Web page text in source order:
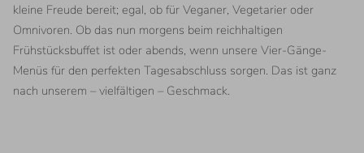
kleine Freude bereit; egal, ob für Veganer, Vegetarier oder
Omnivoren. Ob das nun morgens beim reichhaltigen
Frühstücksbuffet ist oder abends, wenn unsere Vier-Gänge-
Menüs für den perfekten Tagesabschluss sorgen. Das ist ganz
nach unserem – vielfältigen – Geschmack.